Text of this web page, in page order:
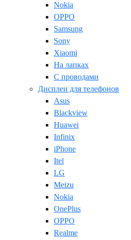
Nokia
OPPO
Samsung
Sony
Xiaomi
На лапках
С проводами
Дисплеи для телефонов
Asus
Blackview
Huawei
Infinix
iPhone
Itel
LG
Meizu
Nokia
OnePlus
OPPO
Realme